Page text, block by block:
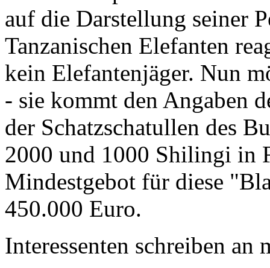
auf die Darstellung seiner
Tanzanischen Elefanten
kein Elefantenjäger. Nun
- sie kommt den Angaben
der Schatzschatullen des
2000 und 1000 Shilingi in
Mindestgebot für diese
450.000 Euro.
Interessenten schreiben